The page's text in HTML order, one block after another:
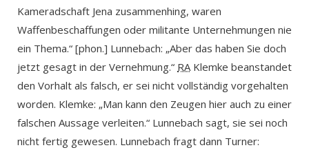
Kameradschaft Jena zusammenhing, waren
Waffenbeschaffungen oder militante Unternehmungen nie
ein Thema.“ [phon.] Lunnebach: „Aber das haben Sie doch
jetzt gesagt in der Vernehmung.“ RA Klemke beanstandet
den Vorhalt als falsch, er sei nicht vollständig vorgehalten
worden. Klemke: „Man kann den Zeugen hier auch zu einer
falschen Aussage verleiten.“ Lunnebach sagt, sie sei noch
nicht fertig gewesen. Lunnebach fragt dann Turner: